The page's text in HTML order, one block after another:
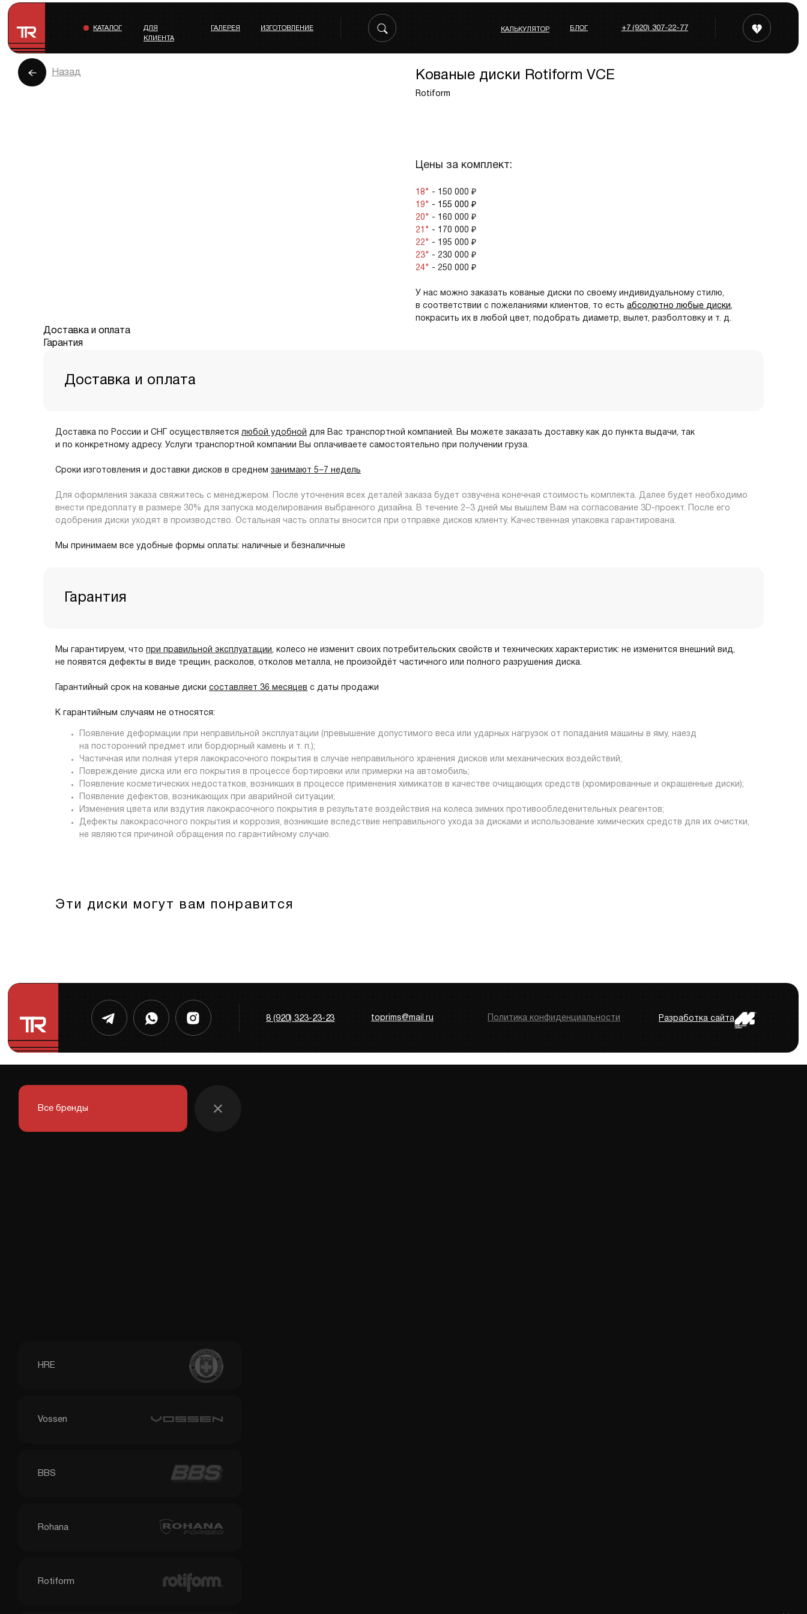
ГАЛЕРЕЯ БЛОГ +7 (920) 307-22-77
КАТАЛОГ
ДЛЯ
КЛИЕНТА
КАЛЬКУЛЯТОР
ИЗГОТОВЛЕНИЕ
Назад Кованые диски Rotiform VCE
Rotiform
Цены за комплект:
18" - 150 000 ₽
19" - 155 000 ₽
20" - 160 000 ₽
21" - 170 000 ₽
22" - 195 000 ₽
23" - 230 000 ₽
24" - 250 000 ₽
У нас можно заказать кованые диски по своему индивидуальному стилю,
в соответствии с пожеланиями клиентов, то есть абсолютно любые диски,
покрасить их в любой цвет, подобрать диаметр, вылет, разболтовку и т. д.
Доставка и оплата
Гарантия
Доставка и оплата
Доставка по России и СНГ осуществляется любой удобной для Вас транспортной компанией. Вы можете заказать доставку как до пункта выдачи, так
и по конкретному адресу. Услуги транспортной компании Вы оплачиваете самостоятельно при получении груза.
Сроки изготовления и доставки дисков в среднем занимают 5−7 недель
Для оформления заказа свяжитесь с менеджером. После уточнения всех деталей заказа будет озвучена конечная стоимость комплекта. Далее будет необходимо
внести предоплату в размере 30% для запуска моделирования выбранного дизайна. В течение 2−3 дней мы вышлем Вам на согласование 3D-проект. После его
одобрения диски уходят в производство. Остальная часть оплаты вносится при отправке дисков клиенту. Качественная упаковка гарантирована.
Мы принимаем все удобные формы оплаты: наличные и безналичные
Гарантия
Мы гарантируем, что при правильной эксплуатации, колесо не изменит своих потребительских свойств и технических характеристик: не изменится внешний вид,
не появятся дефекты в виде трещин, расколов, отколов металла, не произойдёт частичного или полного разрушения диска.
Гарантийный срок на кованые диски составляет 36 месяцев с даты продажи
К гарантийным случаям не относятся:
Появление деформации при неправильной эксплуатации (превышение допустимого веса или ударных нагрузок от попадания машины в яму, наезд
на посторонний предмет или бордюрный камень и т. п.);
Частичная или полная утеря лакокрасочного покрытия в случае неправильного хранения дисков или механических воздействий;
Повреждение диска или его покрытия в процессе бортировки или примерки на автомобиль;
Появление косметических недостатков, возникших в процессе применения химикатов в качестве очищающих средств (хромированные и окрашенные диски);
Появление дефектов, возникающих при аварийной ситуации;
Изменения цвета или вздутия лакокрасочного покрытия в результате воздействия на колеса зимних противообледенительных реагентов;
Дефекты лакокрасочного покрытия и коррозия, возникшие вследствие неправильного ухода за дисками и использование химических средств для их очистки,
не являются причиной обращения по гарантийному случаю.
Эти диски могут вам понравится
8 (920) 323-23-23 Политика конфиденциальности Разработка сайта
toprims@mail.ru
HRE
Vossen
BBS
Rohana
Rotiform
Все бренды